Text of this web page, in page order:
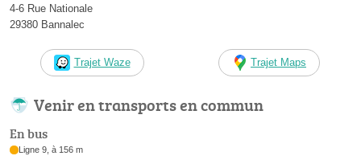
4-6 Rue Nationale
29380 Bannalec
Trajet Waze Trajet Maps
Venir en transports en commun
En bus
Ligne 9, à 156 m